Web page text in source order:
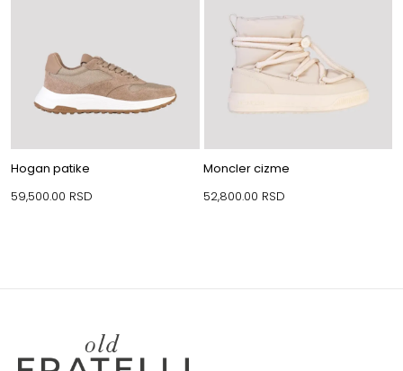
Hogan patike
59,500.00 RSD
Moncler cizme
52,800.00 RSD